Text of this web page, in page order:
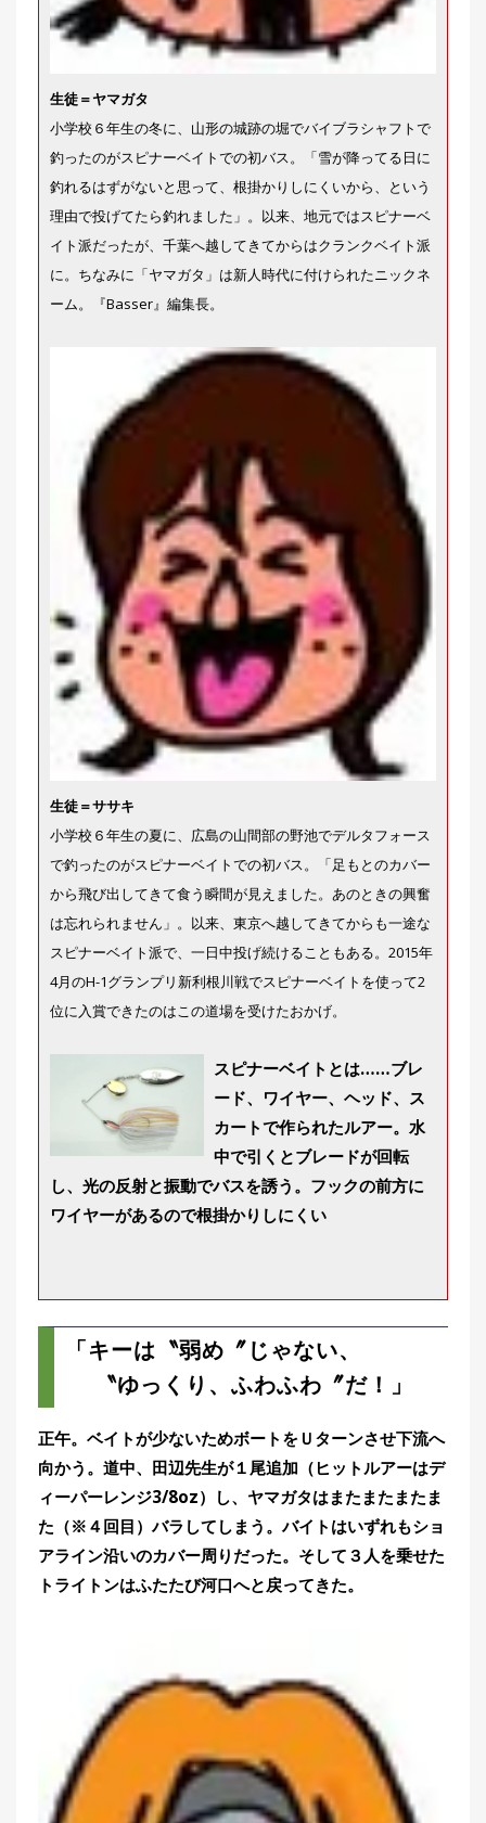
生徒＝ヤマガタ
小学校６年生の冬に、山形の城跡の堀でバイブラシャフトで
釣ったのがスピナーベイトでの初バス。「雪が降ってる日に
釣れるはずがないと思って、根掛かりしにくいから、という
理由で投げてたら釣れました」。以来、地元ではスピナーベ
イト派だったが、千葉へ越してきてからはクランクベイト派
に。ちなみに「ヤマガタ」は新人時代に付けられたニックネ
ーム。『Basser』編集長。
生徒＝ササキ
小学校６年生の夏に、広島の山間部の野池でデルタフォース
で釣ったのがスピナーベイトでの初バス。「足もとのカバー
から飛び出してきて食う瞬間が見えました。あのときの興奮
は忘れられません」。以来、東京へ越してきてからも一途な
スピナーベイト派で、一日中投げ続けることもある。2015年
4月のH-1グランプリ新利根川戦でスピナーベイトを使って2
位に入賞できたのはこの道場を受けたおかげ。
スピナーベイトとは……ブレ
ード、ワイヤー、ヘッド、ス
カートで作られたルアー。水
中で引くとブレードが回転
し、光の反射と振動でバスを誘う。フックの前方に
ワイヤーがあるので根掛かりしにくい
「キーは〝弱め〞じゃない、
〝ゆっくり、ふわふわ〞だ！」
正午。ベイトが少ないためボートをＵターンさせ下流へ
向かう。道中、田辺先生が１尾追加（ヒットルアーはデ
ィーパーレンジ3/8oz）し、ヤマガタはまたまたまたま
た（※４回目）バラしてしまう。バイトはいずれもショ
アライン沿いのカバー周りだった。そして３人を乗せた
トライトンはふたたび河口へと戻ってきた。